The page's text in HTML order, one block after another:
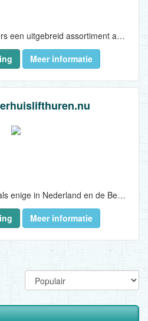
Shop.jvk.nl biedt bezoekers een uitgebreid assortiment aan compacte elektrische stadsvoertuigen, specifiek de Opel Rocks Electric en Fiat Topolino. Deze milieuvriendelijke voertuigen hebben een actieradius van 75 km en een topsnelheid van 45 km/u, waardoor ze ideaal zijn voor korte ritten in de stad. Bezoekers kunnen kiezen uit diverse kleuren (Klub, Mat Groen, Mat Oranje, Mat Roze en Mat Zwart voor de Opel Rocks; Groen voor de Fiat Topolino) en aanpassingsmogelijkheden zoals verschillende velgen, bandentypes, spoilers, getinte ruiten, laadpaaladapters, binnenspiegels en zonneschermen. Shop.jvk.nl biedt ook de mogelijkheid om voertuigen te personaliseren met een eigen logo, waarbij een bestickeringsexpert contact opneemt voor de afhandeling. Klanten kunnen kiezen voor directe aankoop, een leasecontract of het aanvragen van een proefrit, met een snelle levertijd van 7 dagen...
Meer informatie
Verhuislifthuren.nu biedt als enige in Nederland en de Belgische grensstreek volledig online verhuur van bemande verhuisliften tegen een vaste, 100% transparante prijs. Geen offertes, geen verrassingen, direct boeken en veilig betalen. Vaak al de volgende dag beschikbaar in Noord- en Zuid-Holland, Noord-Brabant, Limburg, Utrecht, Zuid-Gelderland en de Belgische grensstreek. Binnenkort komen er snel meer regio’s bij. Perfect voor het naar boven takelen van één groot of zwaar meubelstuk of complete verhuizingen...
Meer informatie